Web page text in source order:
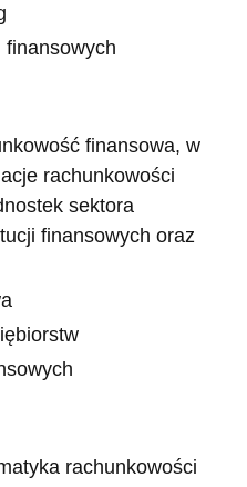
finansowych
finansowa, w
rachunkowości
sektora
finansowych oraz
rachunkowości